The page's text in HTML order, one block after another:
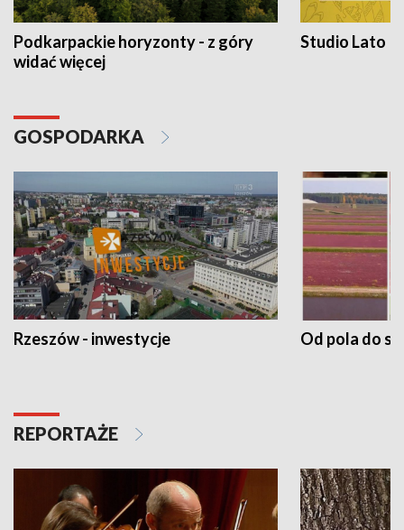
Podkarpackie horyzonty - z góry
widać więcej
Studio Lato
GOSPODARKA
Rzeszów - inwestycje Od pola do
REPORTAŻE